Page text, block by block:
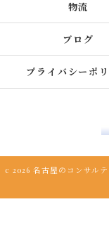
物流
ブログ
プライバシーポ
c 2026 名古屋のコンサル